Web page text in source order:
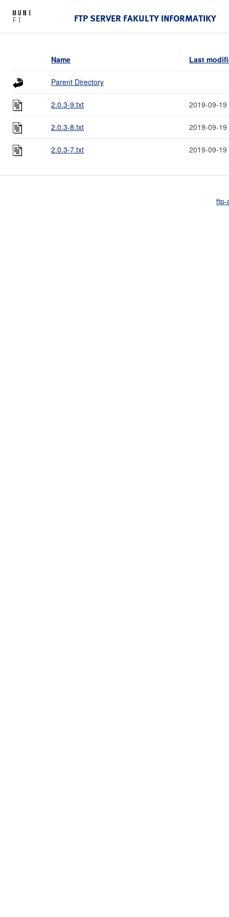
FTP SERVER FAKULTY INFORMATIKY
Name Last
Parent Directory
2.0.3-9.txt 2019-09-19
2.0.3-8.txt 2019-09-19
2.0.3-7.txt 2019-09-19
ftp-